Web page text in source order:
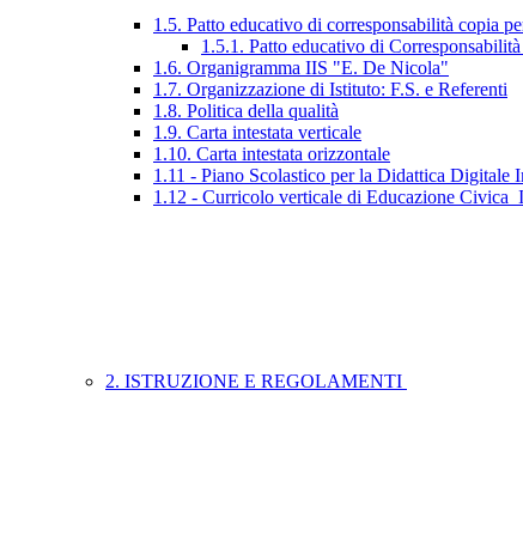
1.5. Patto educativo di corresponsabilità copia
1.5.1. Patto educativo di
1.6. Organigramma IIS "E. De Nicola"
1.7. Organizzazione di Istituto: F.S. e Referenti
1.8. Politica della qualità
1.9. Carta intestata verticale
1.10. Carta intestata orizzontale
1.11 - Piano Scolastico per la Didattica Digitale
1.12 - Curricolo verticale di Educazione
2. ISTRUZIONE E REGOLAMENTI